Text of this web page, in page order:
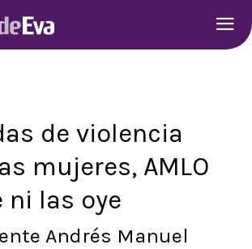
de violencia
mujeres, AMLO
ni las oye
Andrés Manuel